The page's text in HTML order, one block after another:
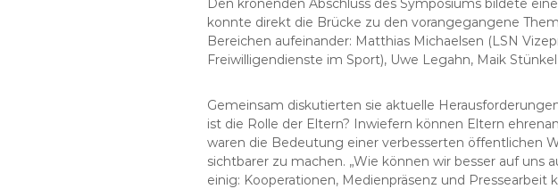
Den krönenden Abschluss des Symposiums bildete
konnte direkt die Brücke zu den vorangegangene
Bereichen aufeinander: Matthias Michaelsen (LSN
Freiwilligendienste im Sport), Uwe Legahn, Maik
Gemeinsam diskutierten sie aktuelle
ist die Rolle der Eltern? Inwiefern können Eltern
waren die Bedeutung einer verbesserten öffentlichen
sichtbarer zu machen. „Wie können wir besser auf uns
einig: Kooperationen, Medienpräsenz und